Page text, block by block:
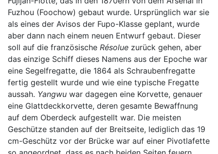
Fuzhou (Foochow) gebaut wurde. Ursprünglich war sie
als eines der Avisos der Fupo-Klasse geplant, wurde
aber dann nach einem neuen Entwurf gebaut. Dieser
soll auf die französische Résolue zurück gehen, aber
das einzige Schiff dieses Namens aus der Epoche war
eine Segelfregatte, die 1864 als Schraubenfregatte
fertig gestellt wurde und wie eine typische Fregatte
aussah. Yangwu war dagegen eine Korvette, genauer
eine Glattdeckkorvette, deren gesamte Bewaffnung
auf dem Oberdeck aufgestellt war. Die meisten
Geschütze standen auf der Breitseite, lediglich das 19
cm-Geschütz vor der Brücke war auf einer Pivotlafette